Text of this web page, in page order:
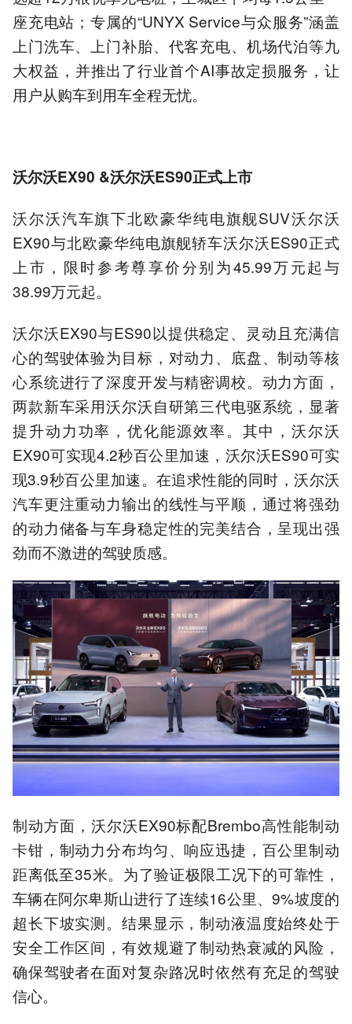
座充电站；专属的“UNYX Service与众服务”涵盖
上门洗车、上门补胎、代客充电、机场代泊等九
大权益，并推出了行业首个AI事故定损服务，让
用户从购车到用车全程无忧。
沃尔沃EX90 &沃尔沃ES90正式上市
沃尔沃汽车旗下北欧豪华纯电旗舰SUV沃尔沃
EX90与北欧豪华纯电旗舰轿车沃尔沃ES90正式
上市，限时参考尊享价分别为45.99万元起与
38.99万元起。
沃尔沃EX90与ES90以提供稳定、灵动且充满信
心的驾驶体验为目标，对动力、底盘、制动等核
心系统进⾏了深度开发与精密调校。动力方面，
两款新车采用沃尔沃自研第三代电驱系统，显著
提升动力功率，优化能源效率。其中，沃尔沃
EX90可实现4.2秒百公里加速，沃尔沃ES90可实
现3.9秒百公里加速。在追求性能的同时，沃尔沃
汽车更注重动力输出的线性与平顺，通过将强劲
的动力储备与车身稳定性的完美结合，呈现出强
劲而不激进的驾驶质感。
制动方面，沃尔沃EX90标配Brembo高性能制动
卡钳，制动力分布均匀、响应迅捷，百公里制动
距离低至35米。为了验证极限工况下的可靠性，
车辆在阿尔卑斯山进⾏了连续16公里、9%坡度的
超长下坡实测。结果显示，制动液温度始终处于
安全工作区间，有效规避了制动热衰减的风险，
确保驾驶者在面对复杂路况时依然有充足的驾驶
信心。